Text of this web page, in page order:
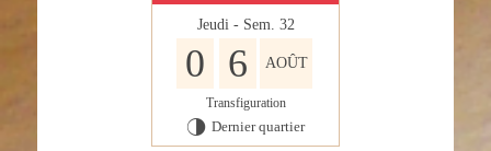
Jeudi - Sem. 32
0 6 AOÛT
Transfiguration
T Dernier quartier